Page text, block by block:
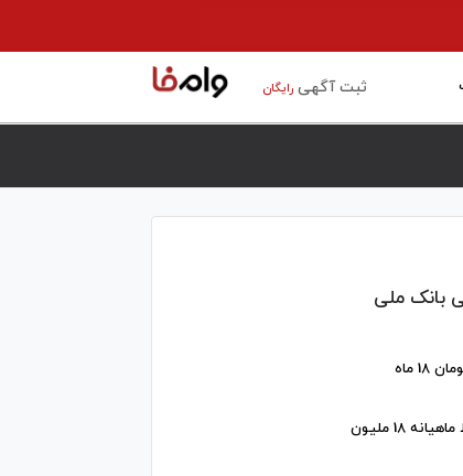
ثبت آگهیرایگان
بانک ملی